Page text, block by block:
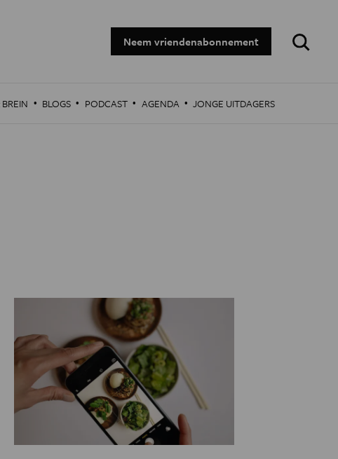
Neem vriendenabonnement
Zoeken:
· BLOGS · PODCAST · AGENDA · JONGE UITDAGERS